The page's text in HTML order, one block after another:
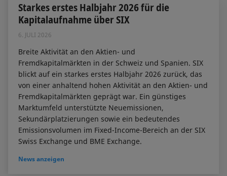
Starkes erstes Halbjahr 2026 für die
Kapitalaufnahme über SIX
6. JULI 2026
Breite Aktivität an den Aktien- und
Fremdkapitalmärkten in der Schweiz und Spanien. SIX
blickt auf ein starkes erstes Halbjahr 2026 zurück, das
von einer anhaltend hohen Aktivität an den Aktien- und
Fremdkapitalmärkten geprägt war. Ein günstiges
Marktumfeld unterstützte Neuemissionen,
Sekundärplatzierungen sowie ein bedeutendes
Emissionsvolumen im Fixed-Income-Bereich an der SIX
Swiss Exchange und BME Exchange.
News anzeigen